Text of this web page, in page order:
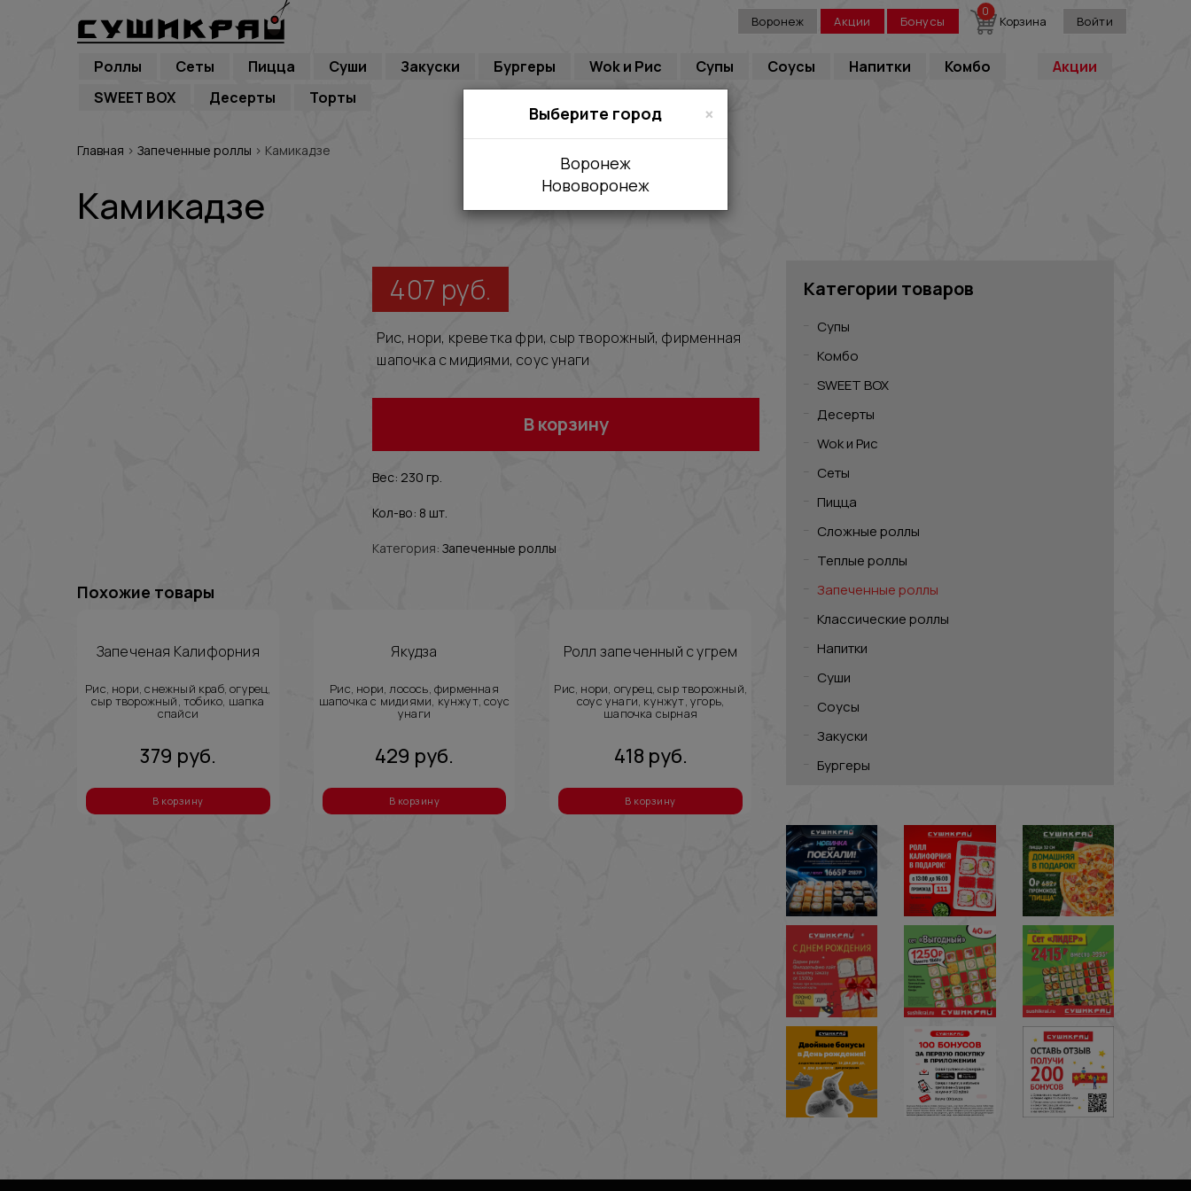
Воронеж Акции Бонусы Корзина
0
Войти
Роллы Сеты Пицца Суши Закуски Бургеры Wok и Рис Супы Соусы Напитки Акции
Комбо
SWEET BOX
Десерты Торты
Главная › Запеченные роллы › Камикадзе
Камикадзе
407 руб.
Рис, нори, креветка фри, сыр творожный, фирменная
шапочка с мидиями, соус унаги
В корзину
Вес: 230 гр.
Кол-во: 8 шт.
Категория:Запеченные роллы
Похожие товары
Запеченая Калифорния
Рис, нори, снежный краб, огурец,
сыр творожный, тобико, шапка
спайси
379 руб.
В корзину
Якудза
Рис, нори, лосось, фирменная
шапочка с мидиями, кунжут, соус
унаги
429 руб.
В корзину
Ролл запеченный с угрем
Рис, нори, огурец, сыр творожный,
соус унаги, кунжут, угорь,
шапочка сырная
418 руб.
В корзину
Категории товаров
Супы
Комбо
SWEET BOX
Десерты
Wok и Рис
Сеты
Пицца
Сложные роллы
Теплые роллы
Запеченные роллы
Классические роллы
Напитки
Суши
Соусы
Закуски
Бургеры
Выберите город ×
Воронеж
Нововоронеж